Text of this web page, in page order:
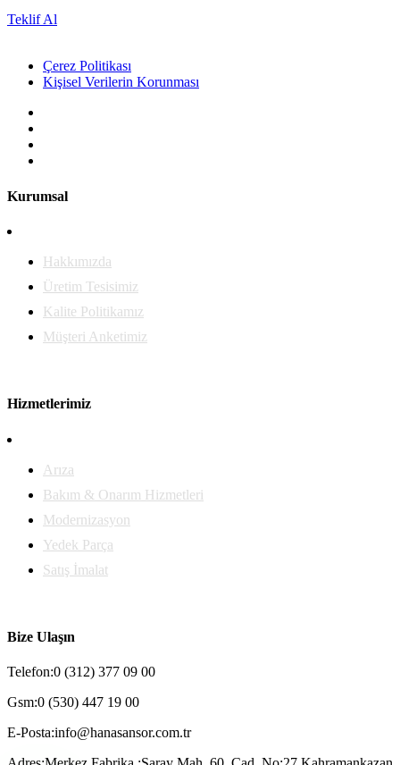
Teklif Al
Çerez Politikası
Kişisel Verilerin Korunması
Kurumsal
Hakkımızda
Üretim Tesisimiz
Kalite Politikamız
Müşteri Anketimiz
Hizmetlerimiz
Arıza
Bakım & Onarım Hizmetleri
Modernizasyon
Yedek Parça
Satış İmalat
Bize Ulaşın
Telefon:0 (312) 377 09 00
Gsm:0 (530) 447 19 00
E-Posta:info@hanasansor.com.tr